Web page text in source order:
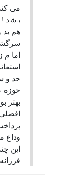
می
باشد
هم بد
اما م
حد و
حوزه
بهتر
وداع
اين